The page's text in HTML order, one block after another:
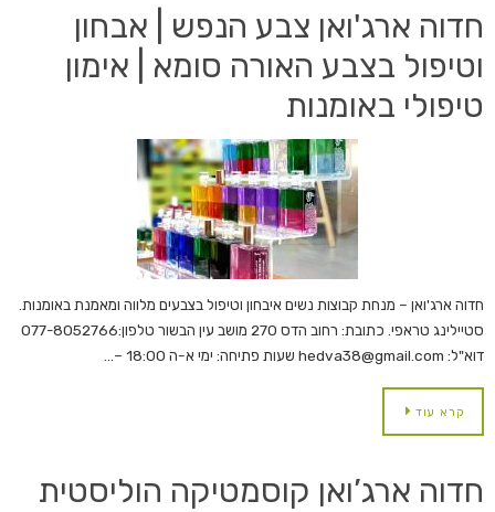
חדוה ארג'ואן צבע הנפש | אבחון
וטיפול בצבע האורה סומא | אימון
טיפולי באומנות
חדוה ארג'ואן – מנחת קבוצות נשים איבחון וטיפול בצבעים מלווה ומאמנת באומנות.
סטיילינג טראפי. כתובת: רחוב הדס 270 מושב עין הבשור טלפון:077-8052766
דוא"ל: hedva38@gmail.com שעות פתיחה: ימי א-ה 18:00 –…
קרא עוד
חדוה ארג’ואן קוסמטיקה הוליסטית